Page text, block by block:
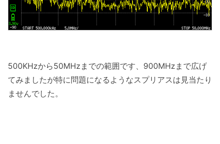
500KHzから50MHzまでの範囲です、900MHzまで広げ
てみましたが特に問題になるようなスプリアスは見当たり
ませんでした。